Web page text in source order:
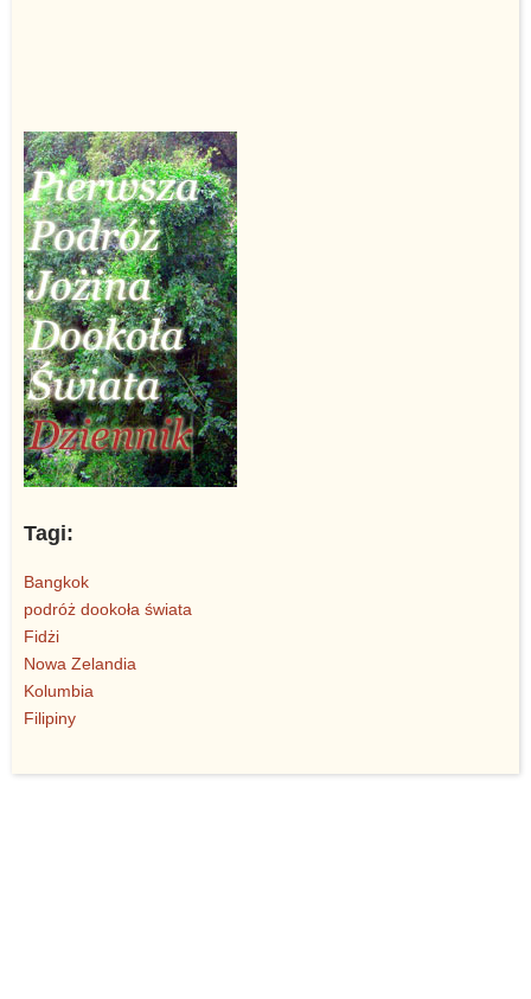
Tagi:
Bangkok
podróż dookoła świata
Fidżi
Nowa Zelandia
Kolumbia
Filipiny